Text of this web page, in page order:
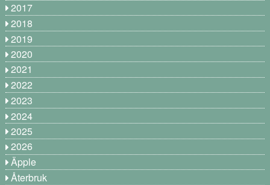
2017
2018
2019
2020
2021
2022
2023
2024
2025
2026
Äpple
Återbruk